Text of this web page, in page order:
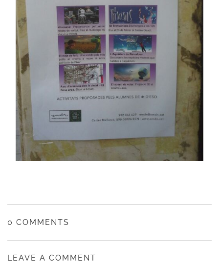
0 COMMENTS
LEAVE A COMMENT